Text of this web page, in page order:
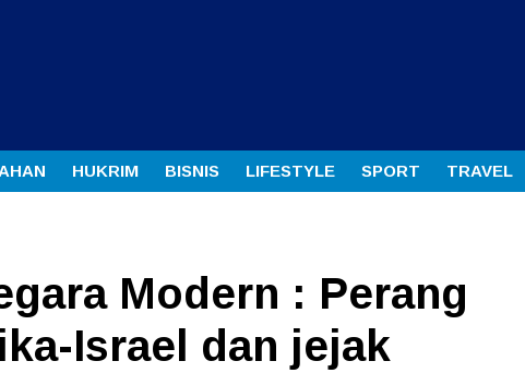
HUKRIM BISNIS LIFESTYLE SPORT TRAVEL
Modern : Perang
Israel dan jejak